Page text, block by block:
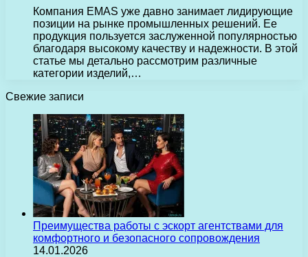
Компания EMAS уже давно занимает лидирующие
позиции на рынке промышленных решений. Ее
продукция пользуется заслуженной популярностью
благодаря высокому качеству и надежности. В этой
статье мы детально рассмотрим различные
категории изделий,…
Свежие записи
Преимущества работы с эскорт агентствами для
комфортного и безопасного сопровождения
14.01.2026